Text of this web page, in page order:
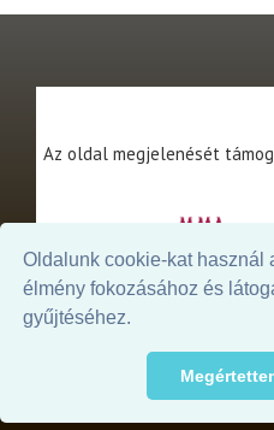
Oldalunk cookie-kat használ
élmény fokozásához és
gyűjtéséhez.
Az oldal megjelenését